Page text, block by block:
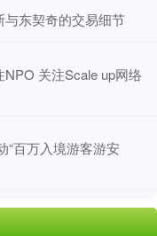
东契奇的交易细节
关注Scale up网络
“百万入境游客游安